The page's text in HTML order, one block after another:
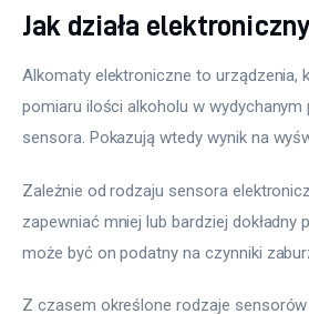
Jak działa
Alkomaty elektroniczne to urządzenia,
pomiaru ilości alkoholu w
sensora. Pokazują wtedy wynik na
Zależnie od rodzaju sensora
zapewniać mniej lub bardziej dokładny
może być on podatny na czynniki
Z czasem określone rodzaje